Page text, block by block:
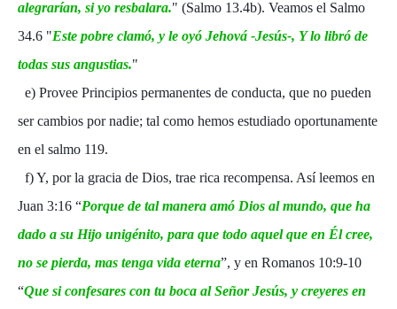
alegrarían, si yo resbalara." (Salmo 13.4b). Veamos el Salmo
34.6 "Este pobre clamó, y le oyó Jehová -Jesús-, Y lo libró de
todas sus angustias."
e) Provee Principios permanentes de conducta, que no pueden
ser cambios por nadie; tal como hemos estudiado oportunamente
en el salmo 119.
f) Y, por la gracia de Dios, trae rica recompensa. Así leemos en
Juan 3:16 “Porque de tal manera amó Dios al mundo, que ha
dado a su Hijo unigénito, para que todo aquel que en Él cree,
no se pierda, mas tenga vida eterna”, y en Romanos 10:9-10
“Que si confesares con tu boca al Señor Jesús, y creyeres en